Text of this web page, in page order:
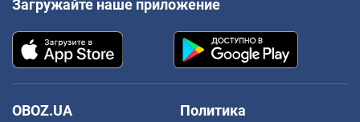
Загружайте наше приложение
OBOZ.UA
Политика